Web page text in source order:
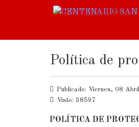
Política de
Publicado: Viernes, 08
Visto: 38597
POLÍTICA DE